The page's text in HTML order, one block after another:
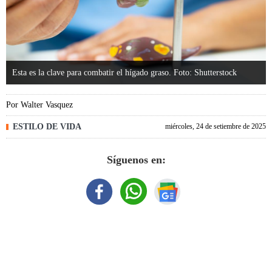
Esta es la clave para combatir el hígado graso. Foto: Shutterstock
ESTILO DE VIDA
Por Walter Vasquez
miércoles, 24 de setiembre de 2025
Síguenos en: